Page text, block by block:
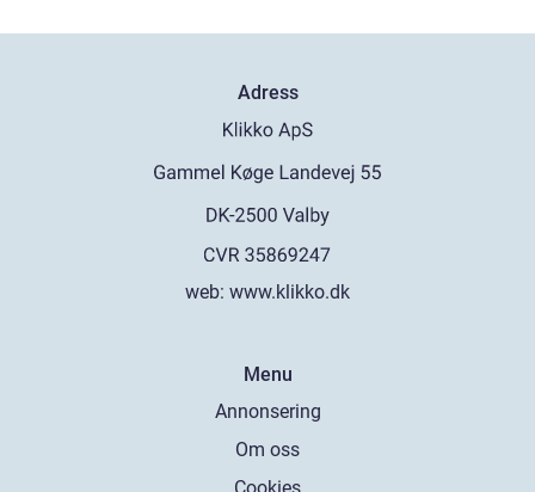
Adress
web: www.klikko.dk
Menu
Annonsering
Om oss